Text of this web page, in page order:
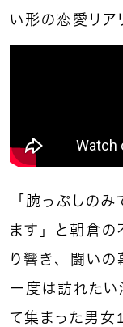
い形の恋愛リア
「腕っぷしの
ます」と朝倉の
り響き、闘い
一度は訪れたい
て集まった男女